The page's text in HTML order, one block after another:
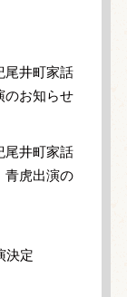
尾井町家話
のお知らせ
尾井町家話
青虎出演の
決定